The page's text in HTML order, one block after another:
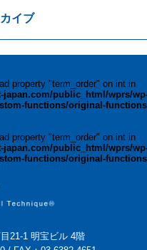
イブ
property "term_order" on int in
japan.com/public_html/wprs/
functions/original-
property "term_order" on int in
japan.com/public_html/wprs/
functions/original-
21-1 明宝ビル 4階